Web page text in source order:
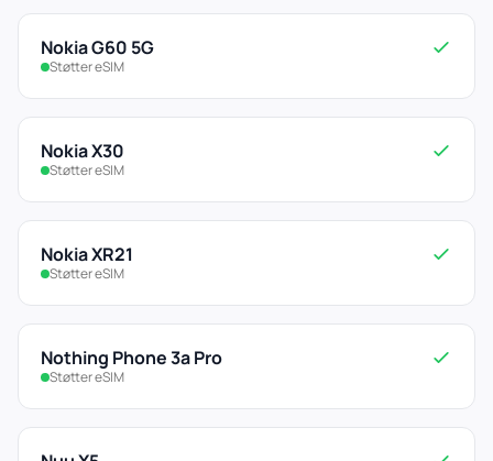
Nokia G60 5G
Støtter eSIM
Nokia X30
Støtter eSIM
Nokia XR21
Støtter eSIM
Nothing Phone 3a Pro
Støtter eSIM